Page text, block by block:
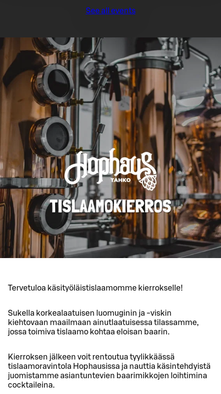
See all events
Tervetuloa käsityöläistislaamomme kierrokselle!
Sukella korkealaatuisen luomuginin ja -viskin
kiehtovaan maailmaan ainutlaatuisessa tilassamme,
jossa toimiva tislaamo kohtaa eloisan baarin.
Kierroksen jälkeen voit rentoutua tyylikkäässä
tislaamoravintola Hophausissa ja nauttia käsintehdyistä
juomistamme asiantuntevien baarimikkojen loihtimina
cocktaileina.